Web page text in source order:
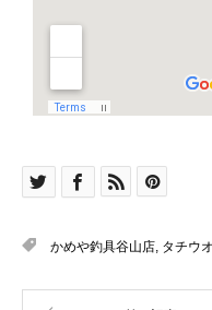
かめや釣具谷山店, タチウオ